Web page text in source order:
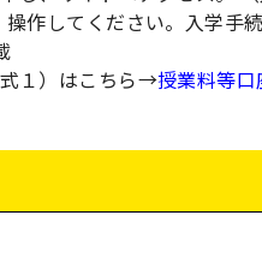
操作してください。入学手
１）はこちら→授業料等